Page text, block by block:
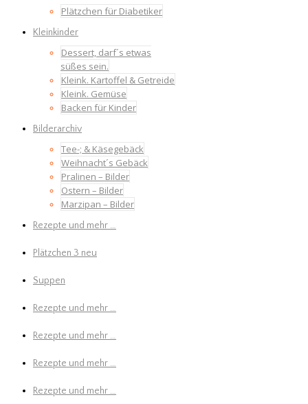
Plätzchen für Diabetiker
Kleinkinder
Dessert, darf´s etwas
süßes sein.
Kleink. Kartoffel & Getreide
Kleink. Gemüse
Backen für Kinder
Bilderarchiv
Tee-; & Käsegebäck
Weihnacht´s Gebäck
Pralinen – Bilder
Ostern – Bilder
Marzipan – Bilder
Rezepte und mehr …
Plätzchen 3 neu
Suppen
Rezepte und mehr …
Rezepte und mehr …
Rezepte und mehr …
Rezepte und mehr …